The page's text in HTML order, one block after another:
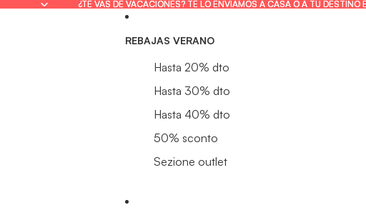
¿TE VAS DE VACACIONES? TE LO ENVIAMOS A CASA O A TU
¿TE VAS DE VACACIONES? TE LO ENVIAMOS A CASA O A TU
REBAJAS VERANO
Hasta 20% dto
Hasta 30% dto
Hasta 40% dto
50% sconto
Sezione outlet